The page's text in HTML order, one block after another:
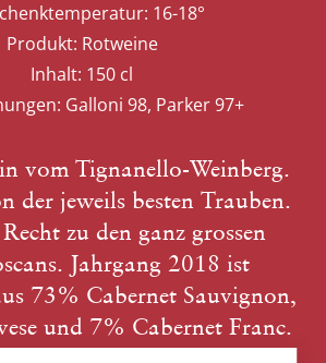
16-18°
Produkt: Rotweine
Inhalt: 150 cl
Galloni 98, Parker 97+
vom Tignanello-Weinberg.
der jeweils besten Trauben.
zu den ganz grossen
Jahrgang 2018 ist
73% Cabernet Sauvignon,
und 7% Cabernet Franc.